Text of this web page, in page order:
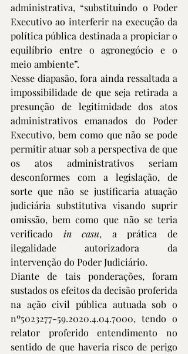
administrativa, “substituindo o Poder
Executivo ao interferir na execução da
política pública destinada a propiciar o
equilíbrio entre o agronegócio e o
meio ambiente”.
Nesse diapasão, fora ainda ressaltada a
impossibilidade de que seja retirada a
presunção de legitimidade dos atos
administrativos emanados do Poder
Executivo, bem como que não se pode
permitir atuar sob a perspectiva de que
os atos administrativos seriam
desconformes com a legislação, de
sorte que não se justificaria atuação
judiciária substitutiva visando suprir
omissão, bem como que não se teria
verificado in casu, a prática de
ilegalidade autorizadora da
intervenção do Poder Judiciário.
Diante de tais ponderações, foram
sustados os efeitos da decisão proferida
na ação civil pública autuada sob o
nº5023277-59.2020.4.04.7000, tendo o
relator proferido entendimento no
sentido de que haveria risco de perigo